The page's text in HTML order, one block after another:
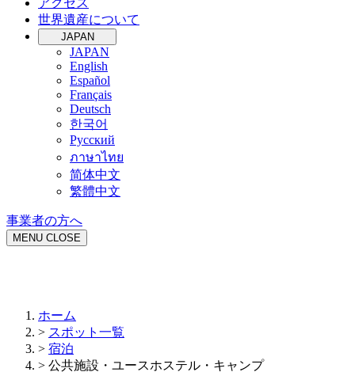
アクセス
世界遺産について
JAPAN
JAPAN
English
Español
Français
Deutsch
한국어
Русский
ภาษาไทย
简体中文
繁體中文
事業者の方へ
MENU CLOSE
ホーム
> スポット一覧
> 宿泊
> 公共施設・ユースホステル・キャンプ